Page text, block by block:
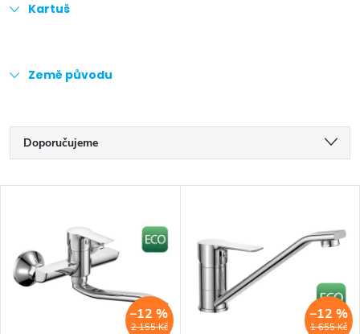
Kartuš
Země původu
Ř
a
e
n
Doporučujeme
Nejprodávanější
Abecedně
p
2 155 Kč
–12 %
1 655 Kč
–12 %